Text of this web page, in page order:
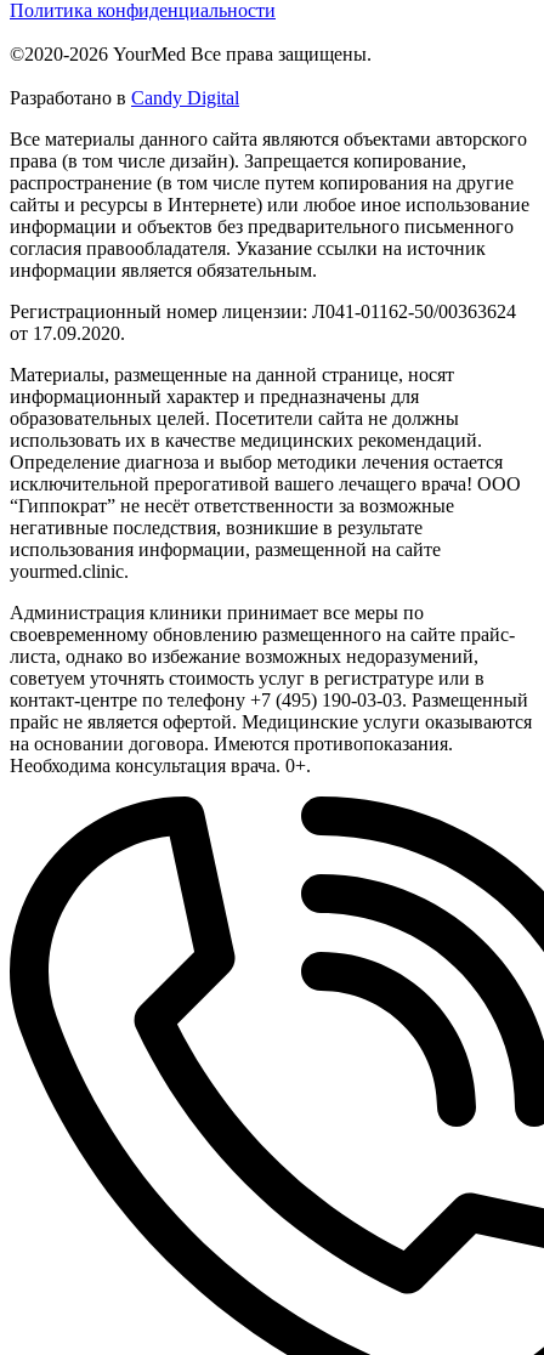
Политика конфиденциальности
©2020-2026 YourMed Все права защищены.
Разработано в Candy Digital
Все материалы данного сайта являются объектами авторского
права (в том числе дизайн). Запрещается копирование,
распространение (в том числе путем копирования на другие
сайты и ресурсы в Интернете) или любое иное использование
информации и объектов без предварительного письменного
согласия правообладателя. Указание ссылки на источник
информации является обязательным.
Регистрационный номер лицензии: Л041-01162-50/00363624
от 17.09.2020.
Материалы, размещенные на данной странице, носят
информационный характер и предназначены для
образовательных целей. Посетители сайта не должны
использовать их в качестве медицинских рекомендаций.
Определение диагноза и выбор методики лечения остается
исключительной прерогативой вашего лечащего врача! ООО
“Гиппократ” не несёт ответственности за возможные
негативные последствия, возникшие в результате
использования информации, размещенной на сайте
yourmed.clinic.
Администрация клиники принимает все меры по
своевременному обновлению размещенного на сайте прайс-
листа, однако во избежание возможных недоразумений,
советуем уточнять стоимость услуг в регистратуре или в
контакт-центре по телефону +7 (495) 190-03-03. Размещенный
прайс не является офертой. Медицинские услуги оказываются
на основании договора. Имеются противопоказания.
Необходима консультация врача. 0+.